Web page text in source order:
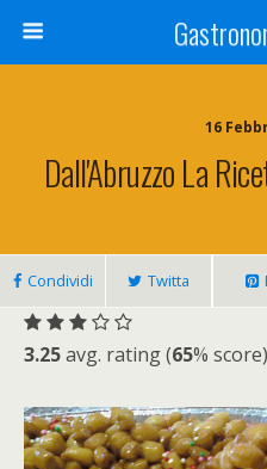
16
Dall'Abruzzo La
Condividi Twitta
3.25avg. rating (65%